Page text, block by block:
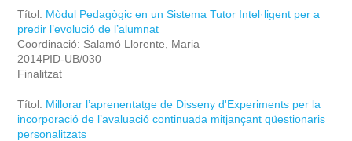
Títol: Mòdul Pedagògic en un Sistema Tutor Intel·ligent per a
predir l’evolució de l’alumnat
Coordinació: Salamó Llorente, Maria
2014PID-UB/030
Finalitzat
Títol: Millorar l’aprenentatge de Disseny d'Experiments per la
incorporació de l’avaluació continuada mitjançant qüestionaris
personalitzats